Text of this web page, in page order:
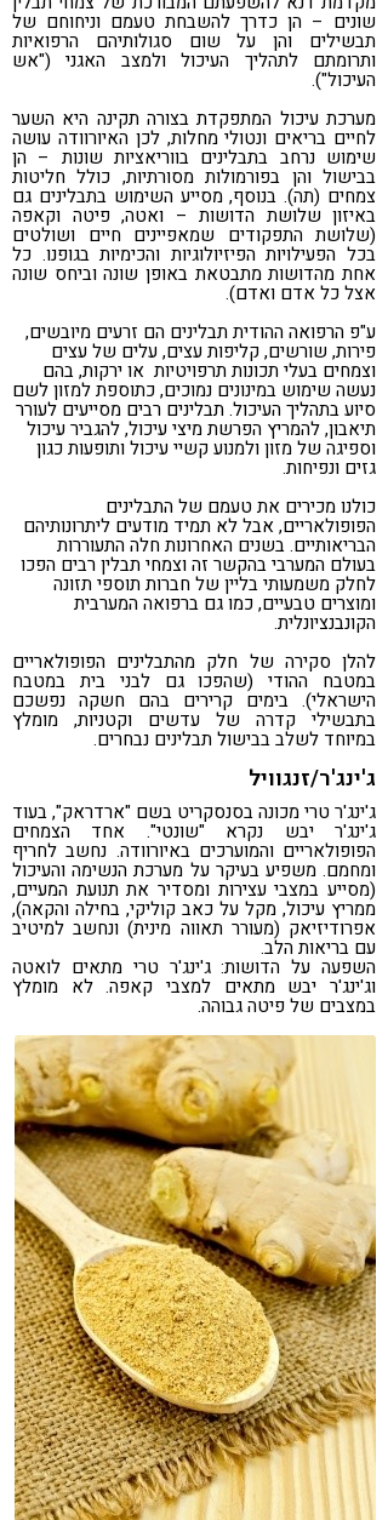
שונים – הן כדרך להשבחת טעמם וניחוחם של
תבשילים והן על שום סגולותיהם הרפואיות
ותרומתם לתהליך העיכול ולמצב האגני ("אש
העיכול").
מערכת עיכול המתפקדת בצורה תקינה היא השער
לחיים בריאים ונטולי מחלות, לכן האיורוודה עושה
שימוש נרחב בתבלינים בווריאציות שונות – הן
בבישול והן בפורמולות מסורתיות, כולל חליטות
צמחים (תה). בנוסף, מסייע השימוש בתבלינים גם
באיזון שלושת הדושות – ואטה, פיטה וקאפה
(שלושת התפקודים שמאפיינים חיים ושולטים
בכל הפעילויות הפיזיולוגיות והכימיות בגופנו. כל
אחת מהדושות מתבטאת באופן שונה וביחס שונה
אצל כל אדם ואדם).
ע"פ הרפואה ההודית תבלינים הם זרעים מיובשים,
פירות, שורשים, קליפות עצים, עלים של עצים
וצמחים בעלי תכונות תרפויטיות או ירקות, בהם
נעשה שימוש במינונים נמוכים, כתוספת למזון לשם
סיוע בתהליך העיכול. תבלינים רבים מסייעים לעורר
תיאבון, להמריץ הפרשת מיצי עיכול, להגביר עיכול
וספיגה של מזון ולמנוע קשיי עיכול ותופעות כגון
גזים ונפיחות.
כולנו מכירים את טעמם של התבלינים
הפופולאריים, אבל לא תמיד מודעים ליתרונותיהם
הבריאותיים. בשנים האחרונות חלה התעוררות
בעולם המערבי בהקשר זה וצמחי תבלין רבים הפכו
לחלק משמעותי בליין של חברות תוספי תזונה
ומוצרים טבעיים, כמו גם ברפואה המערבית
הקונבנציונלית.
להלן סקירה של חלק מהתבלינים הפופולאריים
במטבח ההודי (שהפכו גם לבני בית במטבח
הישראלי). בימים קרירים בהם חשקה נפשכם
בתבשילי קדרה של עדשים וקטניות, מומלץ
במיוחד לשלב בבישול תבלינים נבחרים.
ג'ינג'ר/זנגוויל
ג'ינג'ר טרי מכונה בסנסקריט בשם "ארדראק", בעוד
ג'ינג'ר יבש נקרא "שונטי". אחד הצמחים
הפופולאריים והמוערכים באיורוודה. נחשב לחריף
ומחמם. משפיע בעיקר על מערכת הנשימה והעיכול
(מסייע במצבי עצירות ומסדיר את תנועת המעיים,
ממריץ עיכול, מקל על כאב קוליקי, בחילה והקאה),
אפרודיזיאק (מעורר תאווה מינית) ונחשב למיטיב
עם בריאות הלב.
השפעה על הדושות: ג'ינג'ר טרי מתאים לואטה
וג'ינג'ר יבש מתאים למצבי קאפה. לא מומלץ
במצבים של פיטה גבוהה.